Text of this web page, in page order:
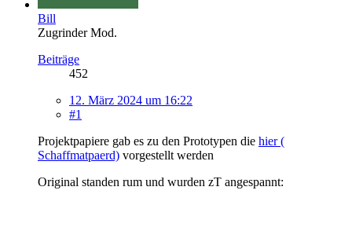
Bill
Zugrinder Mod.
Beiträge
452
12. März 2024 um 16:22
#1
Projektpapiere gab es zu den Prototypen die hier (
Schaffmatpaerd) vorgestellt werden
Original standen rum und wurden zT angespannt: